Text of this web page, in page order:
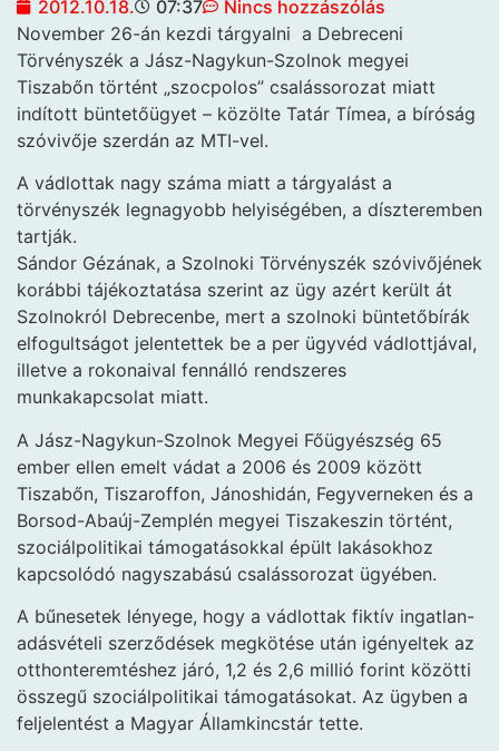
2012.10.18. 07:37
Nincs hozzászólás
November 26-án kezdi tárgyalni a Debreceni
Törvényszék a Jász-Nagykun-Szolnok megyei
Tiszabőn történt „szocpolos” csalássorozat miatt
indított büntetőügyet – közölte Tatár Tímea, a bíróság
szóvivője szerdán az MTI-vel.
A vádlottak nagy száma miatt a tárgyalást a
törvényszék legnagyobb helyiségében, a díszteremben
tartják.
Sándor Gézának, a Szolnoki Törvényszék szóvivőjének
korábbi tájékoztatása szerint az ügy azért került át
Szolnokról Debrecenbe, mert a szolnoki büntetőbírák
elfogultságot jelentettek be a per ügyvéd vádlottjával,
illetve a rokonaival fennálló rendszeres
munkakapcsolat miatt.
A Jász-Nagykun-Szolnok Megyei Főügyészség 65
ember ellen emelt vádat a 2006 és 2009 között
Tiszabőn, Tiszaroffon, Jánoshidán, Fegyverneken és a
Borsod-Abaúj-Zemplén megyei Tiszakeszin történt,
szociálpolitikai támogatásokkal épült lakásokhoz
kapcsolódó nagyszabású csalássorozat ügyében.
A bűnesetek lényege, hogy a vádlottak fiktív ingatlan-
adásvételi szerződések megkötése után igényeltek az
otthonteremtéshez járó, 1,2 és 2,6 millió forint közötti
összegű szociálpolitikai támogatásokat. Az ügyben a
feljelentést a Magyar Államkincstár tette.